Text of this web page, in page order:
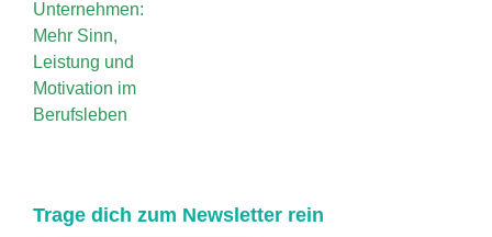
Trage dich zum Newsletter rein